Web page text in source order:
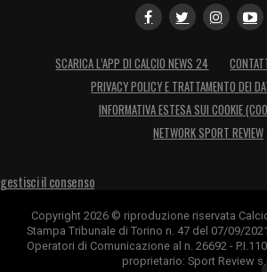
SCARICA L’APP DI CALCIO NEWS 24
PRIVACY POLICY E TRATTAMENTO DEI
INFORMATIVA ESTESA SUI COOKIE
NETWORK SPORT REVIEW
gestisci il consenso
Copyright 2026 © riproduzione riservata
Stampa Tribunale di Torino n. 47 del 07/09/
Operatori di Comunicazione al n. 26692 -
proprietario: Sport Review